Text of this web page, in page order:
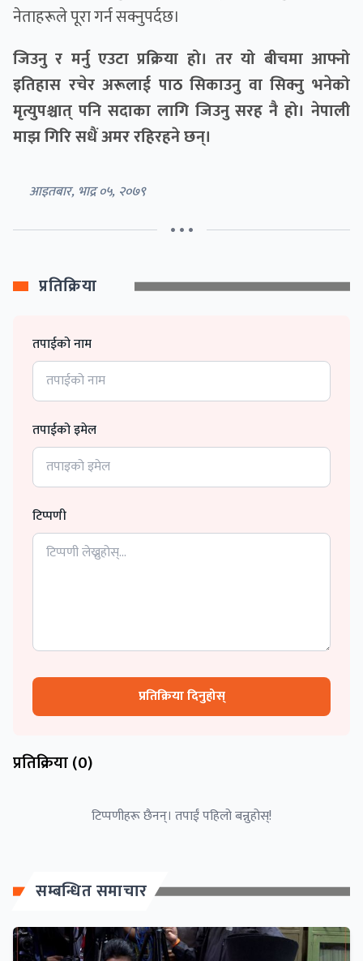
नेताहरूले पूरा गर्न सक्नुपर्दछ।
जिउनु र मर्नु एउटा प्रक्रिया हो। तर यो बीचमा आफ्नो
इतिहास रचेर अरूलाई पाठ सिकाउनु वा सिक्नु भनेको
मृत्युपश्चात् पनि सदाका लागि जिउनु सरह नै हो। नेपाली
माझ गिरि सधैं अमर रहिरहने छन्।
आइतबार, भाद्र ०५, २०७९
• • •
प्रतिक्रिया
तपाईको नाम
तपाईको इमेल
टिप्पणी
प्रतिक्रिया दिनुहोस्
प्रतिक्रिया (0)
टिप्पणीहरू छैनन्। तपाईं पहिलो बन्नुहोस्!
सम्बन्धित समाचार